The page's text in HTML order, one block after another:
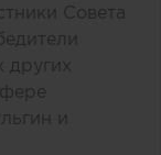
Совета
других
и